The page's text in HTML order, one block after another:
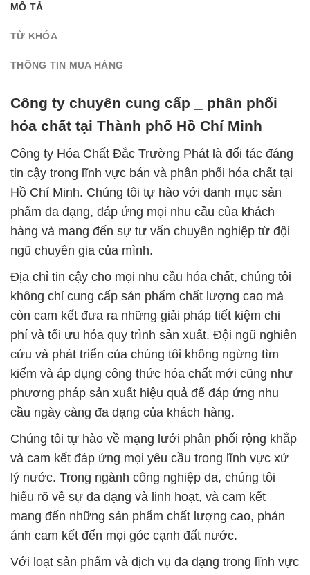
MÔ TẢ
TỪ KHÓA
THÔNG TIN MUA HÀNG
Công ty chuyên cung cấp _ phân phối
hóa chất tại Thành phố Hồ Chí Minh
Công ty Hóa Chất Đắc Trường Phát là đối tác đáng
tin cậy trong lĩnh vực bán và phân phối hóa chất tại
Hồ Chí Minh. Chúng tôi tự hào với danh mục sản
phẩm đa dạng, đáp ứng mọi nhu cầu của khách
hàng và mang đến sự tư vấn chuyên nghiệp từ đội
ngũ chuyên gia của mình.
Địa chỉ tin cậy cho mọi nhu cầu hóa chất, chúng tôi
không chỉ cung cấp sản phẩm chất lượng cao mà
còn cam kết đưa ra những giải pháp tiết kiệm chi
phí và tối ưu hóa quy trình sản xuất. Đội ngũ nghiên
cứu và phát triển của chúng tôi không ngừng tìm
kiếm và áp dụng công thức hóa chất mới cũng như
phương pháp sản xuất hiệu quả để đáp ứng nhu
cầu ngày càng đa dạng của khách hàng.
Chúng tôi tự hào về mạng lưới phân phối rộng khắp
và cam kết đáp ứng mọi yêu cầu trong lĩnh vực xử
lý nước. Trong ngành công nghiệp da, chúng tôi
hiểu rõ về sự đa dạng và linh hoạt, và cam kết
mang đến những sản phẩm chất lượng cao, phản
ánh cam kết đến mọi góc cạnh đất nước.
Với loạt sản phẩm và dịch vụ đa dạng trong lĩnh vực